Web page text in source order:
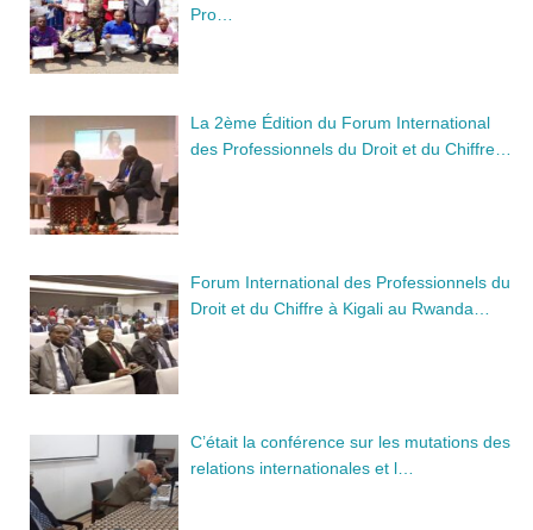
Pro…
La 2ème Édition du Forum International
des Professionnels du Droit et du Chiffre…
Forum International des Professionnels du
Droit et du Chiffre à Kigali au Rwanda…
C’était la conférence sur les mutations des
relations internationales et l…